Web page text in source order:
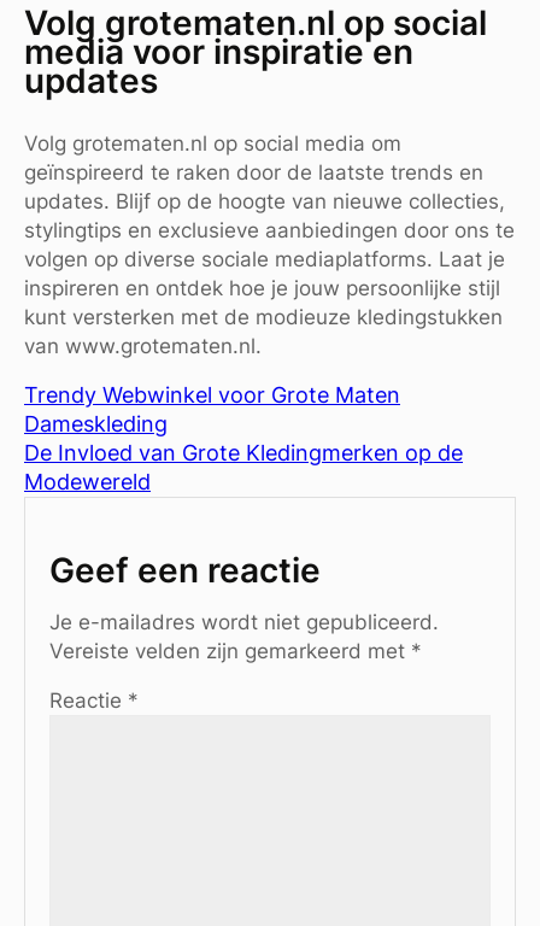
Volg grotematen.nl op social
media voor inspiratie en
updates
Volg grotematen.nl op social media om
geïnspireerd te raken door de laatste trends en
updates. Blijf op de hoogte van nieuwe collecties,
stylingtips en exclusieve aanbiedingen door ons te
volgen op diverse sociale mediaplatforms. Laat je
inspireren en ontdek hoe je jouw persoonlijke stijl
kunt versterken met de modieuze kledingstukken
van www.grotematen.nl.
Trendy Webwinkel voor Grote Maten
Dameskleding
De Invloed van Grote Kledingmerken op de
Modewereld
Geef een reactie
Je e-mailadres wordt niet gepubliceerd.
Vereiste velden zijn gemarkeerd met *
Reactie *